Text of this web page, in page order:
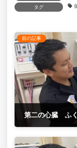
タグ
前の記事
第二の心臓 ふ